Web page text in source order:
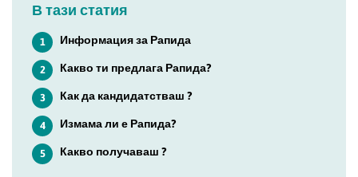
В тази статия
1 Информация за Рапида
2 Какво ти предлага Рапида?
3 Как да кандидатстваш ?
4 Измама ли е Рапида?
5 Какво получаваш ?